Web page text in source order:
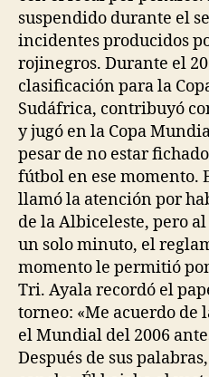
suspendido durante el
incidentes producidos
rojinegros. Durante el
clasificación para la
Sudáfrica, contribuyó
y jugó en la Copa
pesar de no estar
fútbol en ese momento.
llamó la atención por
de la Albiceleste, pero
un solo minuto, el
momento le permitió
Tri. Ayala recordó el
torneo: «Me acuerdo de
el Mundial del 2006
Después de sus